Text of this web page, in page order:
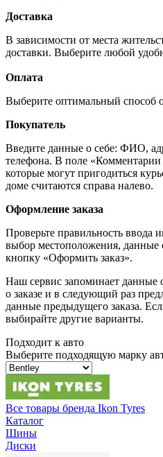
Доставка
В зависимости от места
доставки. Выберите любой
Оплата
Выберите оптимальный способ
Покупатель
Введите данные о себе: ФИО,
телефона. В поле «Комментарии
которые могут пригодиться
доме считаются справа налево.
Оформление заказа
Проверьте правильность ввода
выбор местоположения, данные
кнопку «Оформить заказ».
Наш сервис запоминает данные
о заказе и в следующий раз
данные предыдущего заказа.
выбирайте другие варианты.
Подходит к авто
Выберите подходящую марку
Все товары бренда Ikon Tyres
Каталог
Шины
Диски